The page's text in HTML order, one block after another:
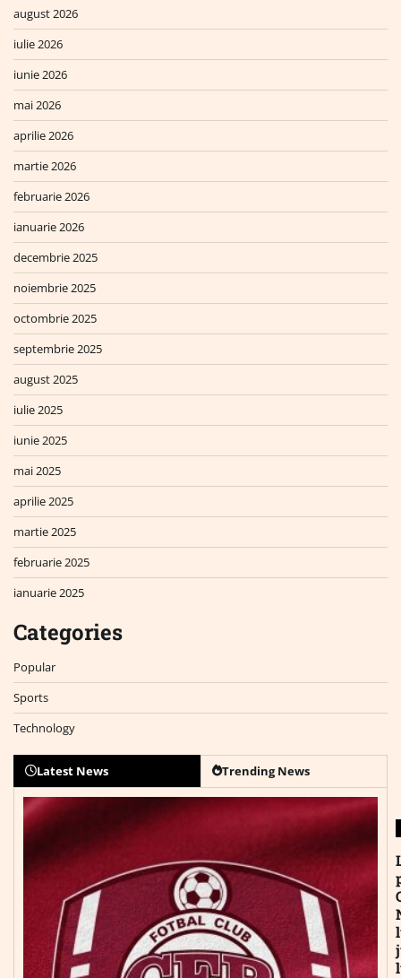
august 2026
iulie 2026
iunie 2026
mai 2026
aprilie 2026
martie 2026
februarie 2026
ianuarie 2026
decembrie 2025
noiembrie 2025
octombrie 2025
septembrie 2025
august 2025
iulie 2025
iunie 2025
mai 2025
aprilie 2025
martie 2025
februarie 2025
ianuarie 2025
Categories
Popular
Sports
Technology
Latest News Trending News